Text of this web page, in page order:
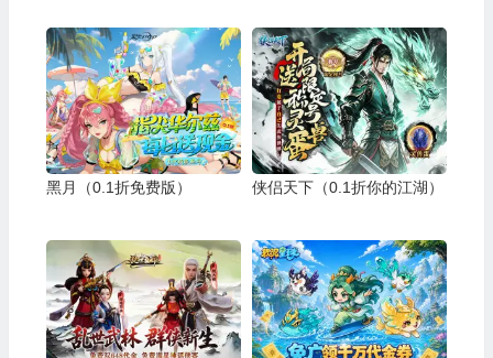
黑月（0.1折免费版） 侠侣天下（0.1折你的江湖）